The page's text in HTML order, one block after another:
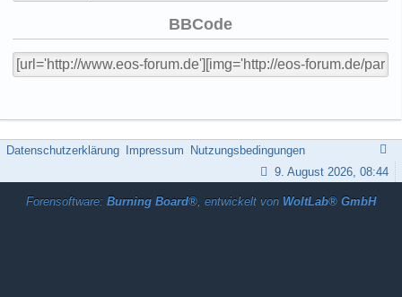
BBCode
Datenschutzerklärung Impressum
Nutzungsbedingungen
9. August 2026, 08:44
Forensoftware: Burning Board®, entwickelt von WoltLab® GmbH